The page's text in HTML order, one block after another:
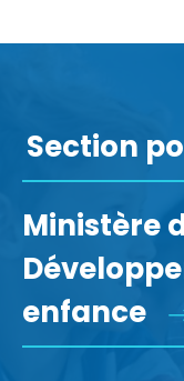
Section
Ministère
enfance